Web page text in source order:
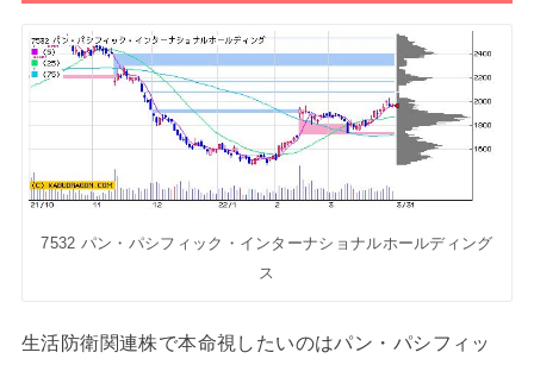
7532 パン・パシフィック・インターナショナルホールディング
ス
生活防衛関連株で本命視したいのはパン・パシフィッ